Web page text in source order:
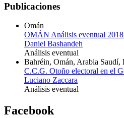
Publicaciones
Omán
OMÁN Análisis eventual
Daniel Bashandeh
Análisis eventual
Bahréin, Omán, Arabia Saudí,
C.C.G. Otoño electoral en el
Luciano Zaccara
Análisis eventual
Facebook